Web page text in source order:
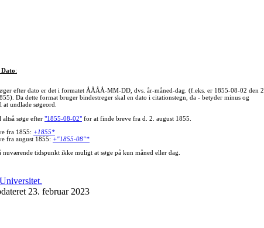
Dato:
efter dato er det i formatet ÅÅÅÅ-MM-DD, dvs. år-måned-dag. (f.eks. er 1855-08-02 den 2.
Da dette format bruger bindestreger skal en dato i citationstegn, da - betyder minus og
at undlade søgeord.
altså søge efter "1855-08-02"for at finde breve fra d. 2. august 1855.
fra 1855: +1855*
fra august 1855: +"1855-08"*
nuværende tidspunkt ikke muligt at søge på kun måned eller dag.
23. februar 2023